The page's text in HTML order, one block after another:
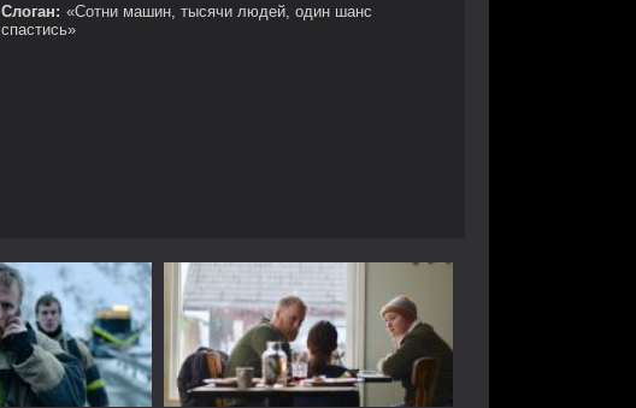
Слоган: «Сотни машин, тысячи людей, один шанс
спастись»